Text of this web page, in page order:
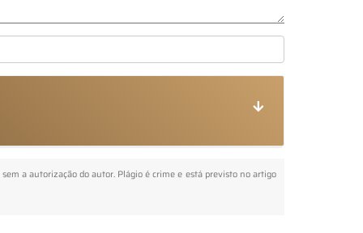
a autorização do autor. Plágio é crime e está previsto no artigo